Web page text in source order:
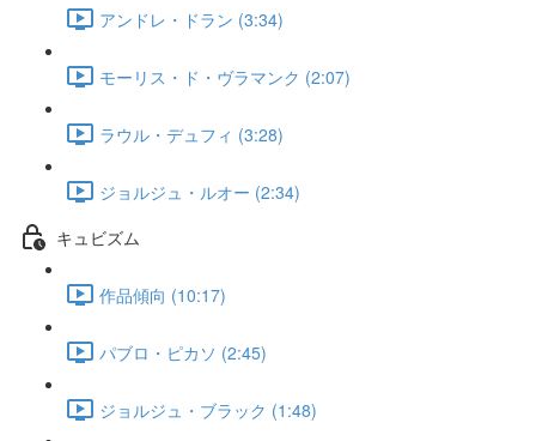
アンドレ・ドラン (3:34)
モーリス・ド・ヴラマンク (2:07)
ラウル・デュフィ (3:28)
ジョルジュ・ルオー (2:34)
キュビズム
作品傾向 (10:17)
パブロ・ピカソ (2:45)
ジョルジュ・ブラック (1:48)